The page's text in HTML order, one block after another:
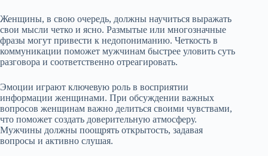
Женщины, в свою очередь, должны научиться выражать
свои мысли четко и ясно. Размытые или многозначные
фразы могут привести к недопониманию. Четкость в
коммуникации поможет мужчинам быстрее уловить суть
разговора и соответственно отреагировать.
Эмоции играют ключевую роль в восприятии
информации женщинами. При обсуждении важных
вопросов женщинам важно делиться своими чувствами,
что поможет создать доверительную атмосферу.
Мужчины должны поощрять открытость, задавая
вопросы и активно слушая.